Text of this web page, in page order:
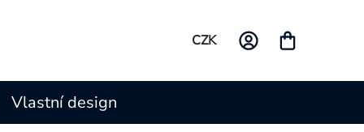
CZK
Vlastní design